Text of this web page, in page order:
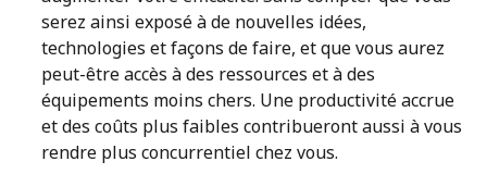
serez ainsi exposé à de nouvelles idées,
technologies et façons de faire, et que vous aurez
peut-être accès à des ressources et à des
équipements moins chers. Une productivité accrue
et des coûts plus faibles contribueront aussi à vous
rendre plus concurrentiel chez vous.